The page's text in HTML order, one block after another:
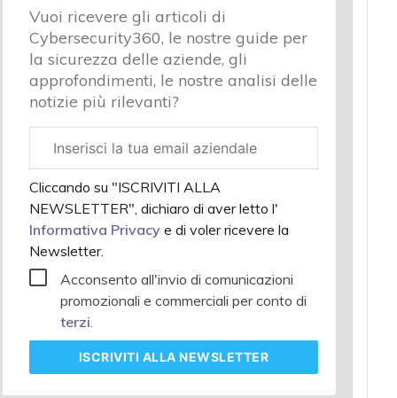
Vuoi ricevere gli articoli di
Cybersecurity360, le nostre guide per
la sicurezza delle aziende, gli
approfondimenti, le nostre analisi delle
notizie più rilevanti?
aziendale
Cliccando su "ISCRIVITI ALLA
NEWSLETTER", dichiaro di aver letto l'
Informativa Privacy e di voler ricevere la
Newsletter.
Acconsento all'invio di comunicazioni
promozionali e commerciali per conto di
terzi.
ISCRIVITI ALLA NEWSLETTER